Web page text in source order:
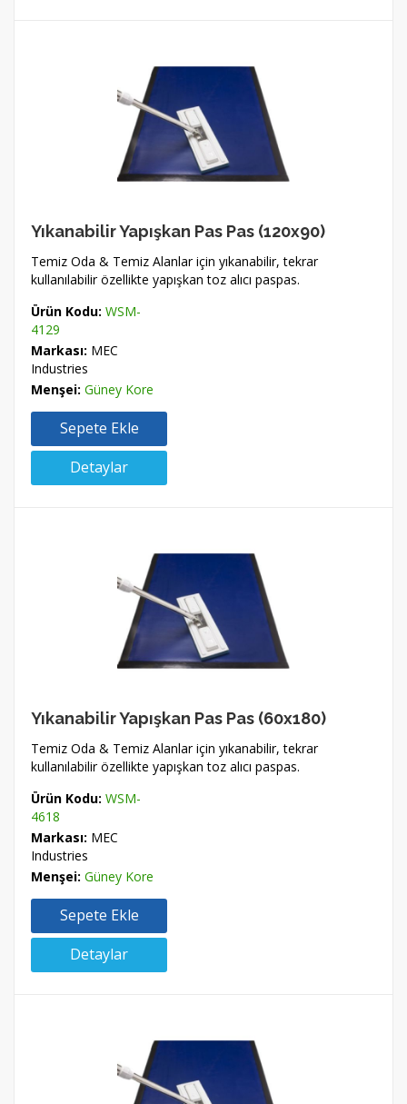
Yıkanabilir Yapışkan Pas Pas (120x90)
Temiz Oda & Temiz Alanlar için yıkanabilir, tekrar
kullanılabilir özellikte yapışkan toz alıcı paspas.
Ürün Kodu: WSM-
4129
Markası: MEC
Industries
Menşei: Güney Kore
Sepete Ekle
Detaylar
Yıkanabilir Yapışkan Pas Pas (60x180)
Temiz Oda & Temiz Alanlar için yıkanabilir, tekrar
kullanılabilir özellikte yapışkan toz alıcı paspas.
Ürün Kodu: WSM-
4618
Markası: MEC
Industries
Menşei: Güney Kore
Sepete Ekle
Detaylar